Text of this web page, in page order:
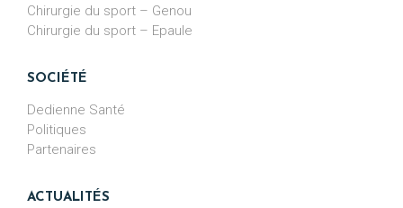
Chirurgie du sport – Genou
Chirurgie du sport – Epaule
SOCIÉTÉ
Dedienne Santé
Politiques
Partenaires
ACTUALITÉS